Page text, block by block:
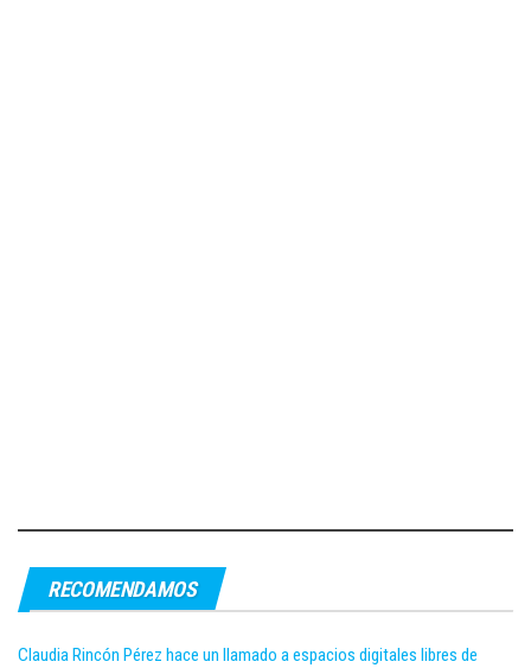
RECOMENDAMOS
Claudia Rincón Pérez hace un llamado a espacios digitales libres de